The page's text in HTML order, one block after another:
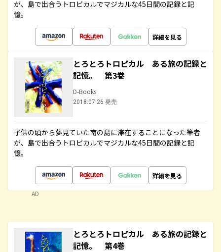
が、島で出合うトロピカルでマジカルな45日間の記録と記
憶。
詳細を見る
とろとろトロピカル ある旅の記録と
記憶。 第3巻
D-Books
2018.07.26 発売
子供の頃から夢見ていた南の島に滞在することになった筆者
が、島で出合うトロピカルでマジカルな45日間の記録と記
憶。
詳細を見る
AD
とろとろトロピカル ある旅の記録と
記憶。 第4巻